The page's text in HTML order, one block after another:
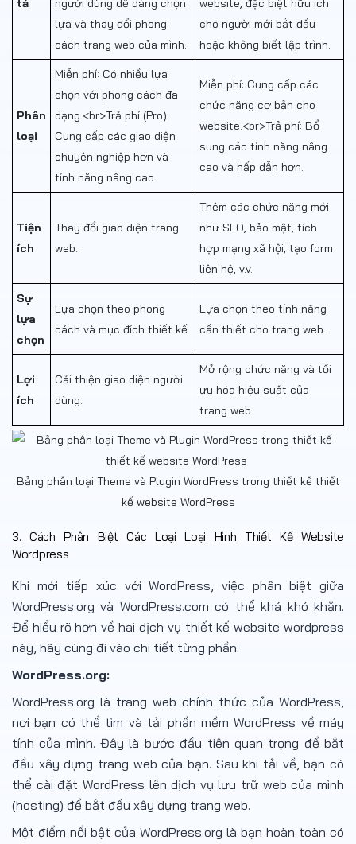
tả
người dùng dễ dàng chọn
lựa và thay đổi phong
cách trang web của mình.
website, đặc biệt hữu ích
cho người mới bắt đầu
hoặc không biết lập trình.
Phân
loại
Miễn phí: Có nhiều lựa
chọn với phong cách đa
dạng.<br>Trả phí (Pro):
Cung cấp các giao diện
chuyên nghiệp hơn và
tính năng nâng cao.
Miễn phí: Cung cấp các
chức năng cơ bản cho
website.<br>Trả phí: Bổ
sung các tính năng nâng
cao và hấp dẫn hơn.
Tiện
ích
Thay đổi giao diện trang
web.
Thêm các chức năng mới
như SEO, bảo mật, tích
hợp mạng xã hội, tạo form
liên hệ, v.v.
Sự
lựa
chọn
Lựa chọn theo phong
cách và mục đích thiết kế.
Lựa chọn theo tính năng
cần thiết cho trang web.
Lợi
ích
Cải thiện giao diện người
dùng.
Mở rộng chức năng và tối
ưu hóa hiệu suất của
trang web.
Bảng phân loại Theme và Plugin WordPress trong thiết kế thiết
kế website WordPress
3. Cách Phân Biệt Các Loại Loại Hình Thiết Kế Website
Wordpress
Khi mới tiếp xúc với WordPress, việc phân biệt giữa
WordPress.org và WordPress.com có thể khá khó khăn.
Để hiểu rõ hơn về hai dịch vụ thiết kế website wordpress
này, hãy cùng đi vào chi tiết từng phần.
WordPress.org:
WordPress.org là trang web chính thức của WordPress,
nơi bạn có thể tìm và tải phần mềm WordPress về máy
tính của mình. Đây là bước đầu tiên quan trọng để bắt
đầu xây dựng trang web của bạn. Sau khi tải về, bạn có
thể cài đặt WordPress lên dịch vụ lưu trữ web của mình
(hosting) để bắt đầu xây dựng trang web.
Một điểm nổi bật của WordPress.org là bạn hoàn toàn có